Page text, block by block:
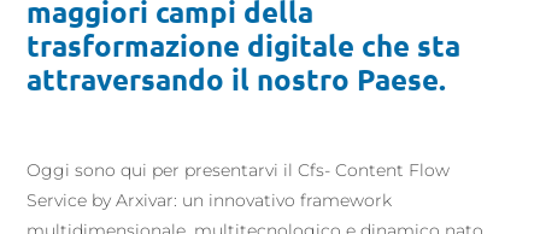
maggiori campi della
trasformazione digitale che sta
attraversando il nostro Paese.
Oggi sono qui per presentarvi il Cfs- Content Flow
Service by Arxivar: un innovativo framework